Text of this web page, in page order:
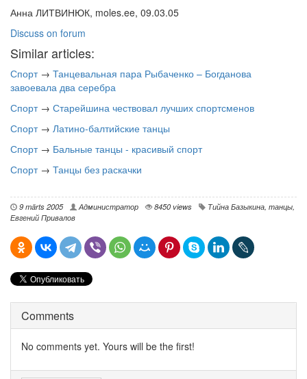
Анна ЛИТВИНЮК, moles.ee, 09.03.05
Discuss on forum
Similar articles:
Спорт→ Танцевальная пара Рыбаченко – Богданова
завоевала два серебра
Спорт→ Старейшина чествовал лучших спортсменов
Спорт→ Латино-балтийские танцы
Спорт→ Бальные танцы - красивый спорт
Спорт→ Танцы без раскачки
9 märts 2005 Администратор 8450 views Тийна Базыкина, танцы,
Евгений Привалов
Comments
No comments yet. Yours will be the first!